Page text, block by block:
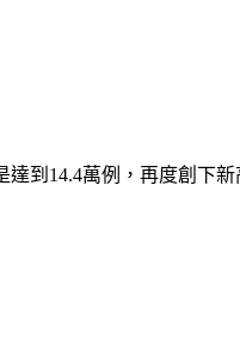
到14.4萬例，再度創下新